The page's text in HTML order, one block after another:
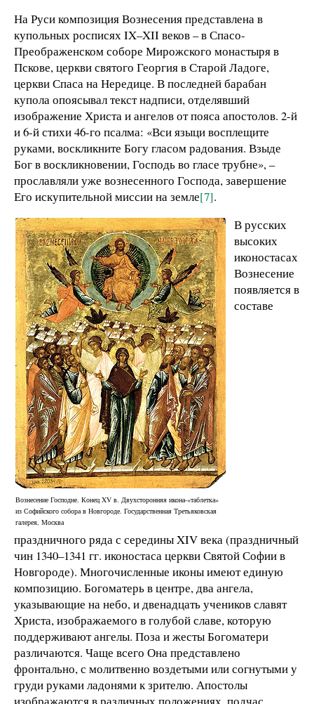
На Руси композиция Вознесения представлена в
купольных росписях IX–XII веков – в Спасо-
Преображенском соборе Мирожского монастыря в
Пскове, церкви святого Георгия в Старой Ладоге,
церкви Спаса на Нередице. В последней барабан
купола опоясывал текст надписи, отделявший
изображение Христа и ангелов от пояса апостолов. 2-й
и 6-й стихи 46-го псалма: «Вси языци восплещите
руками, воскликните Богу гласом радования. Взыде
Бог в воскликновении, Господь во гласе трубне», –
прославляли уже вознесенного Господа, завершение
Его искупительной миссии на земле[7].
Вознесение Господне. Конец XV в. Двухсторонняя икона-«таблетка»
из Софийского собора в Новгороде. Государственная Третьяковская
галерея, Москва
В русских
высоких
иконостасах
Вознесение
появляется в
составе
праздничного ряда с середины XIV века (праздничный
чин 1340–1341 гг. иконостаса церкви Святой Софии в
Новгороде). Многочисленные иконы имеют единую
композицию. Богоматерь в центре, два ангела,
указывающие на небо, и двенадцать учеников славят
Христа, изображаемого в голубой славе, которую
поддерживают ангелы. Поза и жесты Богоматери
различаются. Чаще всего Она представлено
фронтально, с молитвенно воздетыми или согнутыми у
груди руками ладонями к зрителю. Апостолы
изображаются в различных положениях, подчас